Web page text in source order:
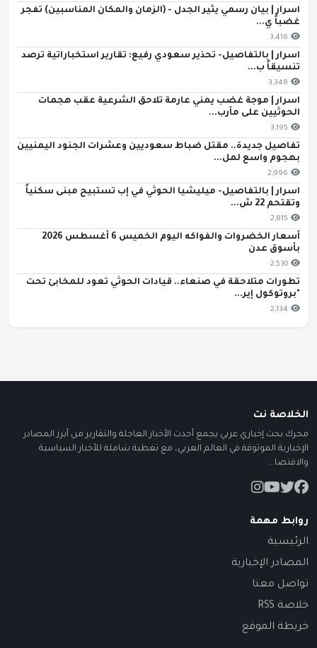
اسرار | بيان رسمي يثير الجدل - (الزمان والمكان المناسبين) تفجر
غضباً ي...
3,416
اسرار | بالتفاصيل- تحذير سعودي رفيع: تقارير استخباراتية ترصد
تنسيقاً ب...
3,348
اسرار | موجة غضب يمني عارمة تلاحق الشرعية عقب هجمات
الحوثيين على مأرب...
3,195
تفاصيل جديدة.. مقتل ضباط سعوديين وعشرات الجنود اليمنيين
بهجوم واسع لمل...
2,996
اسرار | بالتفاصيل- ميليشيا الحوثي في إب تستبيح مبنى سكنياً
وتقتحم 22 ش...
2,815
أسعار الخضروات والفواكه اليوم الخميس 6 أغسطس 2026
بأسوق عدن
2,530
تطورات متلاحقة في صنعاء.. قيادات الحوثي تعود للمخابئ تحت
"بروتوكول إير...
2,134
الخلاصة نت
محرك بحث إخباري عربي يجمع أحدث الأخبار العاجلة والتقارير من أبرز المصادر
الإخبارية الموثوقة في العالم العربي، مع تغطية شاملة للأخبار السياسية
والاقتصا...
روابط مهمة
الرئيسية
المصادر الإخبارية
تواصل معنا
خلاصة RSS
خريطة الموقع